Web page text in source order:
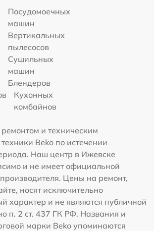
Посудомоечных
машин
Вертикальных
пылесосов
Сушильных
машин
Блендеров
Кухонных
комбайнов
и техническим
Beko по истечении
Наш центр в Ижевске
и не имеет официальной
Цены на ремонт,
носят исключительно
характер и не являются публичной
п. 2 ст. 437 ГК РФ. Названия и
марки Beko упоминаются